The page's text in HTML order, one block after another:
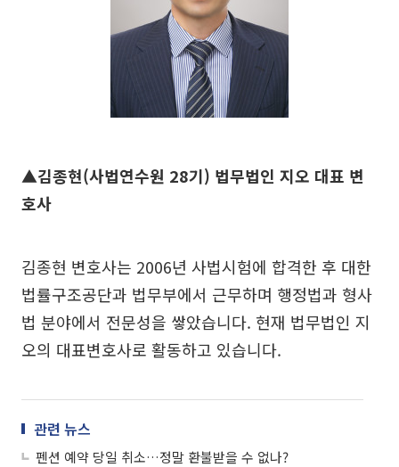
▲김종현(사법연수원 28기) 법무법인 지오 대표 변
호사
김종현 변호사는 2006년 사법시험에 합격한 후 대한
법률구조공단과 법무부에서 근무하며 행정법과 형사
법 분야에서 전문성을 쌓았습니다. 현재 법무법인 지
오의 대표변호사로 활동하고 있습니다.
관련 뉴스
펜션 예약 당일 취소…정말 환불받을 수 없나?